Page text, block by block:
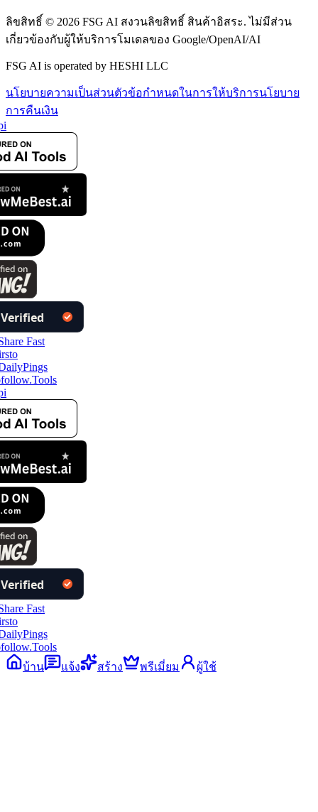
ลิขสิทธิ์ © 2026 FSG AI สงวนลิขสิทธิ์ สินค้าอิสระ. ไม่มีส่วน
เกี่ยวข้องกับผู้ให้บริการโมเดลของ Google/OpenAI/AI
FSG AI is operated by HESHI LLC
นโยบายความเป็นส่วนตัวข้อกำหนดในการให้บริการนโยบาย
การคืนเงิน
บ้าน
แจ้ง สร้าง พรีเมี่ยม ผู้ใช้